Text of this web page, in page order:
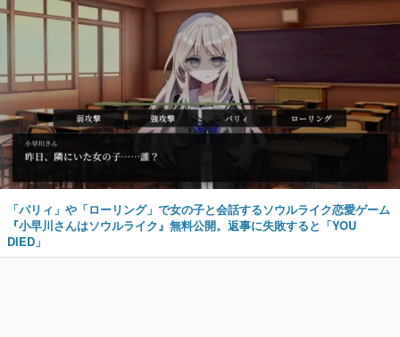
「パリィ」や「ローリング」で女の子と会話するソウルライク恋愛ゲーム
『小早川さんはソウルライク』無料公開。返事に失敗すると「YOU
DIED」